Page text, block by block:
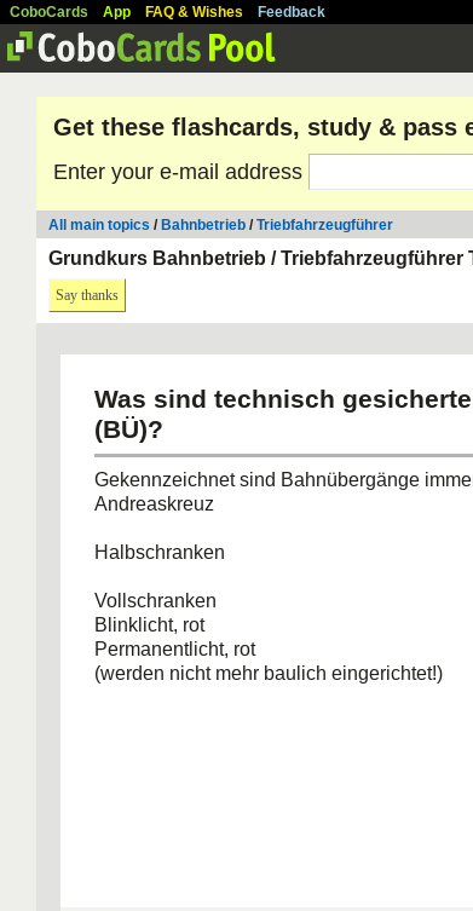
CoboCards App FAQ & Wishes Feedback
Get these flashcards, study & pass
Enter your e-mail address
All main topics / Bahnbetrieb /Triebfahrzeugführer
Grundkurs Bahnbetrieb / Triebfahrzeugführer
Say thanks
Was sind technisch
(BÜ)?
Gekennzeichnet sind Bahnübergänge
Andreaskreuz
Halbschranken
Vollschranken
Blinklicht, rot
Permanentlicht, rot
(werden nicht mehr baulich eingerichtet!)